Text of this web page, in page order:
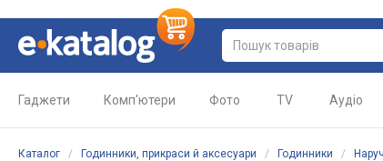
Гаджети Комп'ютери Фото TV Аудіо
Каталог / Годинники, прикраси й аксесуари / Годинники /